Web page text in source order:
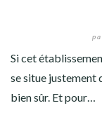
Si cet
se situe justement
bien sûr. Et pour…